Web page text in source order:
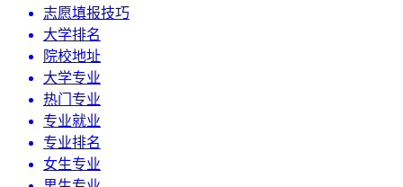
志愿填报技巧
大学排名
院校地址
大学专业
热门专业
专业就业
专业排名
女生专业